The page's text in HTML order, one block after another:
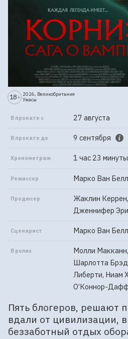
18+ 2026, Великобритания
Ужасы
В прокате с 27 августа
В прокате до 9 сентября
Хронометраж 1 час 23
Режиссер Марко Ван
Продюсер
Жаклин
Дженнифер
Сценарист Марко Ван
В ролях
Молли
Шарлотта
Либерти, Ниам
О’Коннор-
Пять блогеров, решают
вдали от цивилизации,
беззаботный отдых